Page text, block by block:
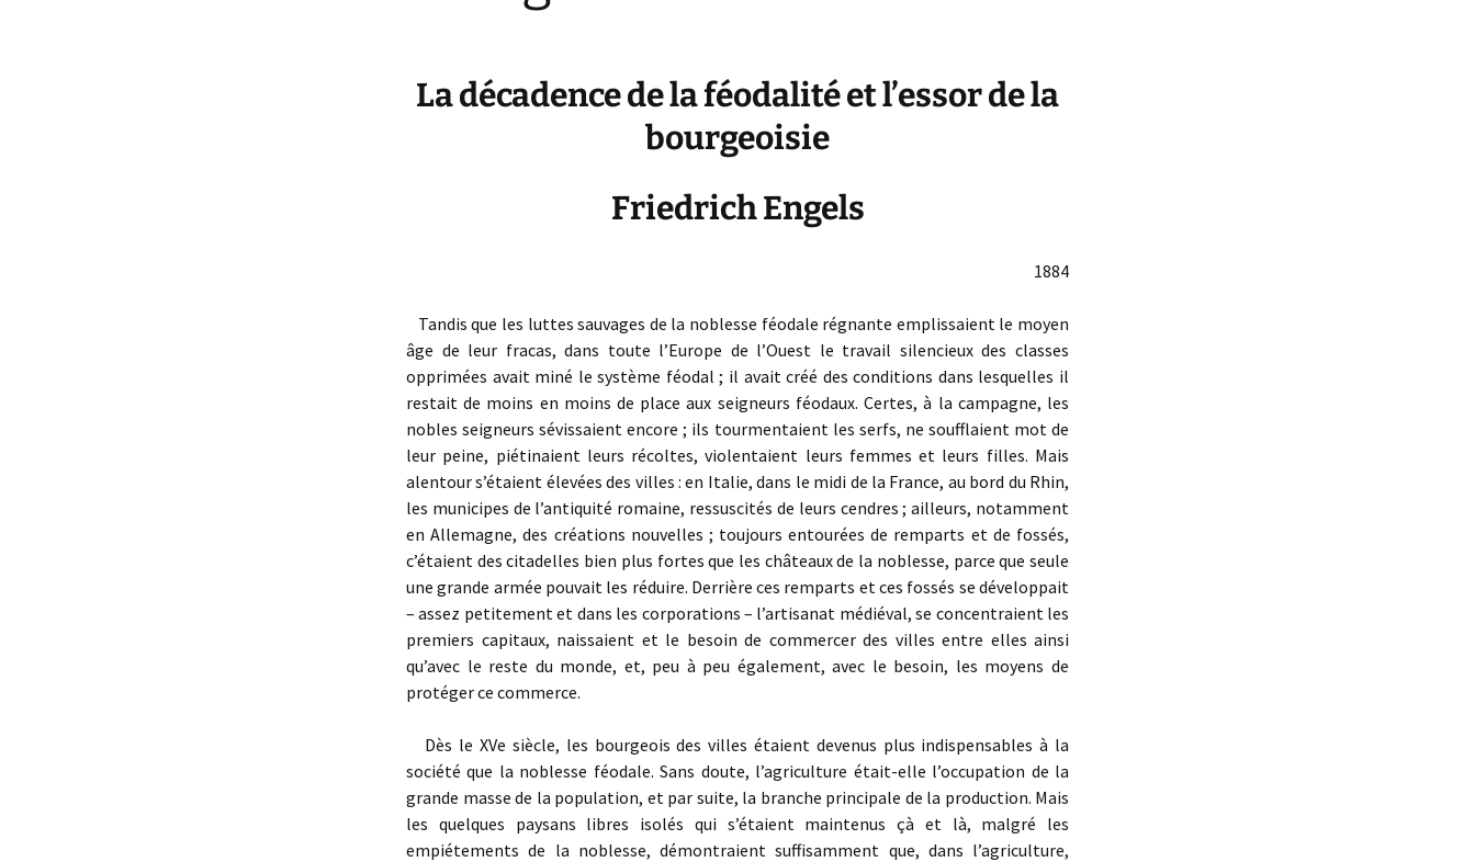
La décadence de la féodalité et l’essor de la
bourgeoisie
Friedrich Engels
1884
Tandis que les luttes sauvages de la noblesse féodale régnante emplissaient le moyen
âge de leur fracas, dans toute l’Europe de l’Ouest le travail silencieux des classes
opprimées avait miné le système féodal ; il avait créé des conditions dans lesquelles il
restait de moins en moins de place aux seigneurs féodaux. Certes, à la campagne, les
nobles seigneurs sévissaient encore ; ils tourmentaient les serfs, ne soufflaient mot de
leur peine, piétinaient leurs récoltes, violentaient leurs femmes et leurs filles. Mais
alentour s’étaient élevées des villes : en Italie, dans le midi de la France, au bord du Rhin,
les municipes de l’antiquité romaine, ressuscités de leurs cendres ; ailleurs, notamment
en Allemagne, des créations nouvelles ; toujours entourées de remparts et de fossés,
c’étaient des citadelles bien plus fortes que les châteaux de la noblesse, parce que seule
une grande armée pouvait les réduire. Derrière ces remparts et ces fossés se développait
– assez petitement et dans les corporations – l’artisanat médiéval, se concentraient les
premiers capitaux, naissaient et le besoin de commercer des villes entre elles ainsi
qu’avec le reste du monde, et, peu à peu également, avec le besoin, les moyens de
protéger ce commerce.
Dès le XVe siècle, les bourgeois des villes étaient devenus plus indispensables à la
société que la noblesse féodale. Sans doute, l’agriculture était-elle l’occupation de la
grande masse de la population, et par suite, la branche principale de la production. Mais
les quelques paysans libres isolés qui s’étaient maintenus çà et là, malgré les
empiétements de la noblesse, démontraient suffisamment que, dans l’agriculture,